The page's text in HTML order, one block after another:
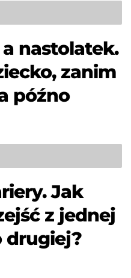
nastolatek.
zanim
późno
Jak
z jednej
drugiej?